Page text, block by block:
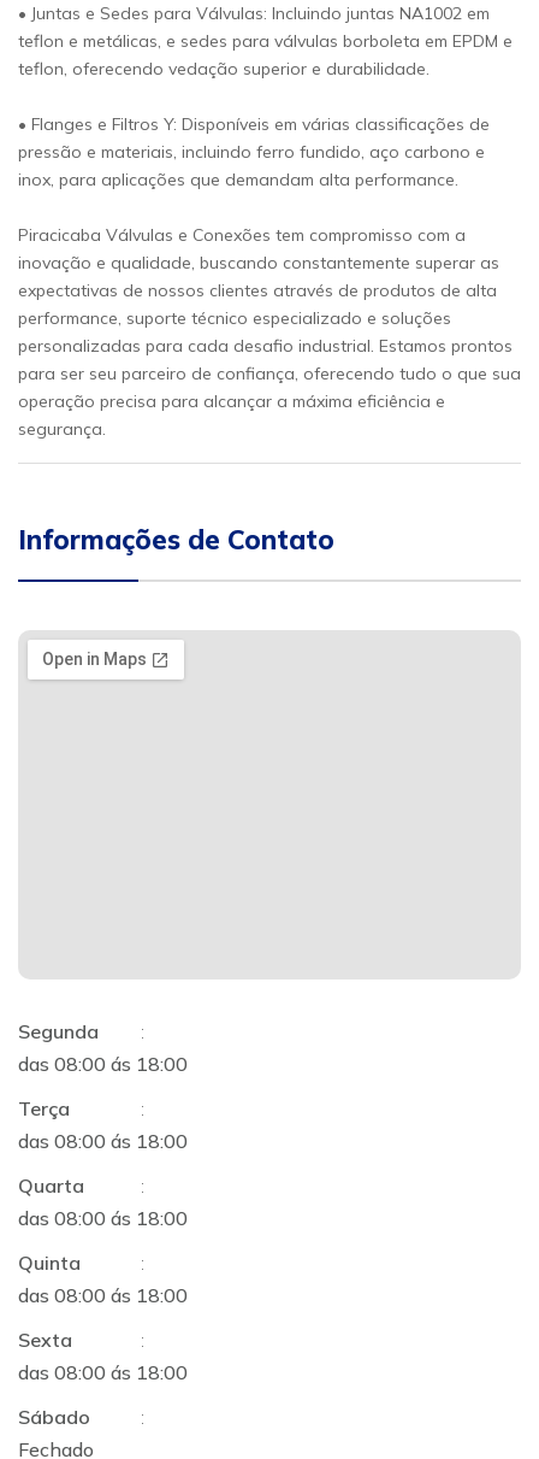
• Juntas e Sedes para Válvulas: Incluindo juntas NA1002 em
teflon e metálicas, e sedes para válvulas borboleta em EPDM e
teflon, oferecendo vedação superior e durabilidade.
• Flanges e Filtros Y: Disponíveis em várias classificações de
pressão e materiais, incluindo ferro fundido, aço carbono e
inox, para aplicações que demandam alta performance.
Piracicaba Válvulas e Conexões tem compromisso com a
inovação e qualidade, buscando constantemente superar as
expectativas de nossos clientes através de produtos de alta
performance, suporte técnico especializado e soluções
personalizadas para cada desafio industrial. Estamos prontos
para ser seu parceiro de confiança, oferecendo tudo o que sua
operação precisa para alcançar a máxima eficiência e
segurança.
Informações de Contato
Segunda
:
das 08:00 ás 18:00
Terça
:
das 08:00 ás 18:00
Quarta
:
das 08:00 ás 18:00
Quinta
:
das 08:00 ás 18:00
Sexta
:
das 08:00 ás 18:00
Sábado
:
Fechado